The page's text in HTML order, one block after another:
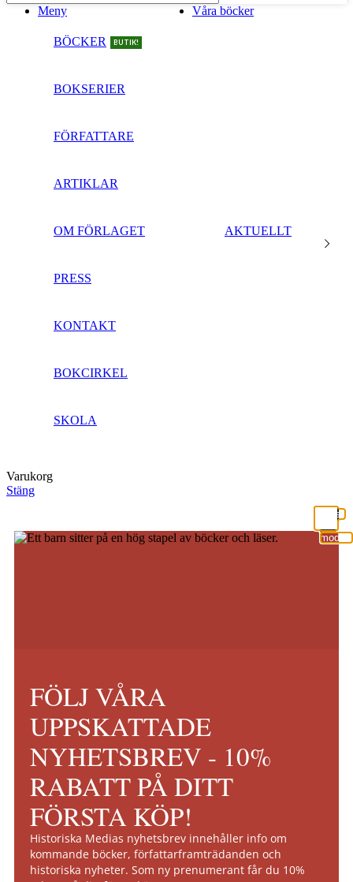
Meny Våra böcker
BÖCKER BUTIK!
BOKSERIER
FÖRFATTARE
ARTIKLAR
OM FÖRLAGET AKTUELLT
PRESS
KONTAKT
BOKCIRKEL
SKOLA
Varukorg
Stäng
Close
module
FÖLJ VÅRA
UPPSKATTADE
NYHETSBREV - 10%
RABATT PÅ DITT
FÖRSTA KÖP!
Historiska Medias nyhetsbrev innehåller info om
kommande böcker, författarframträdanden och
historiska nyheter. Som ny prenumerant får du 10%